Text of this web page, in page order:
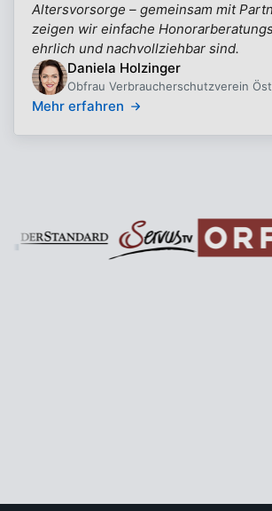
Altersvorsorge – gemeinsam mit
zeigen wir einfache
ehrlich und nachvollziehbar sind.
Daniela Holzinger
Obfrau Verbraucherschutzverein
Mehr erfahren